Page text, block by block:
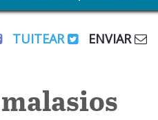
TUITEAR ENVIAR